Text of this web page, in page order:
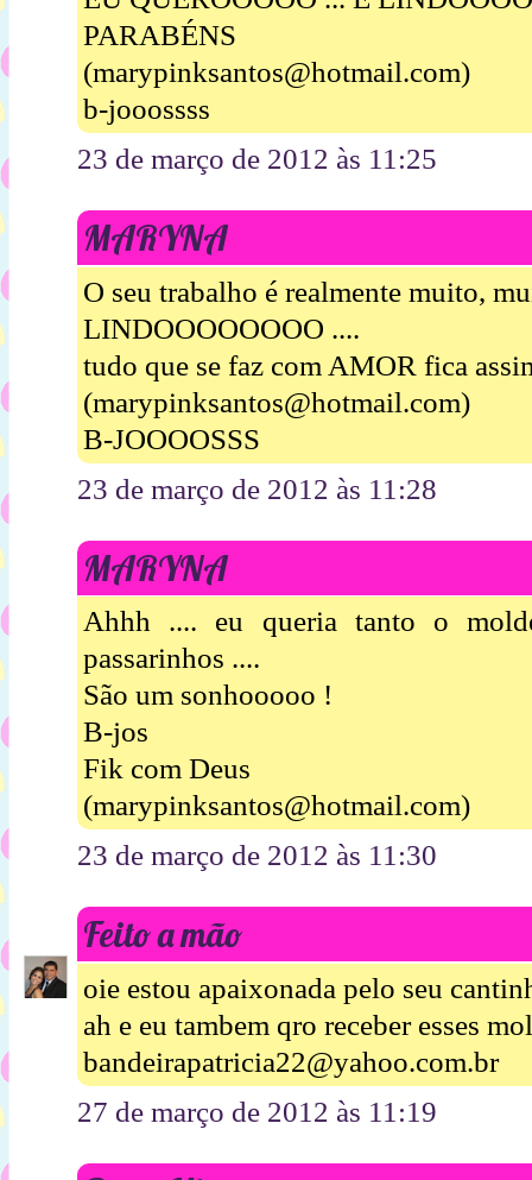
PARABÉNS
(marypinksantos@hotmail.com)
b-jooossss
23 de março de 2012 às 11:25
MARYNA
O seu trabalho é realmente muito,
LINDOOOOOOOO ....
tudo que se faz com AMOR fica
(marypinksantos@hotmail.com)
B-JOOOOSSS
23 de março de 2012 às 11:28
MARYNA
Ahhh .... eu queria tanto o
passarinhos ....
São um sonhooooo !
B-jos
Fik com Deus
(marypinksantos@hotmail.com)
23 de março de 2012 às 11:30
Feito a mão
oie estou apaixonada pelo seu
ah e eu tambem qro receber esses
bandeirapatricia22@yahoo.com.br
27 de março de 2012 às 11:19